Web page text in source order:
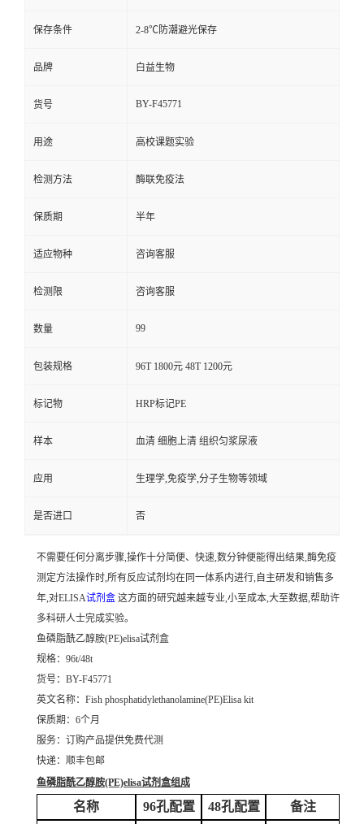
保存条件 2-8℃防潮避光保存
品牌 白益生物
货号 BY-F45771
用途 高校课题实验
检测方法 酶联免疫法
保质期 半年
适应物种 咨询客服
检测限 咨询客服
数量 99
包装规格 96T 1800元 48T 1200元
标记物 HRP标记PE
样本 血清 细胞上清 组织匀浆尿液
应用 生理学,免疫学,分子生物等领域
是否进口 否
不需要任何分离步骤,操作十分简便、快速,数分钟便能得出结果,酶免疫
测定方法操作时,所有反应试剂均在同一体系内进行,自主研发和销售多
年,对ELISA试剂盒 这方面的研究越来越专业,小至成本,大至数据,帮助许
多科研人士完成实验。
鱼磷脂酰乙醇胺(PE)elisa试剂盒
规格：96t/48t
货号：BY-F45771
英文名称： Fish phosphatidylethanolamine(PE)Elisa kit
保质期：6个月
服务：订购产品提供免费代测
快递：顺丰包邮
鱼磷脂酰乙醇胺(PE)elisa试剂盒组成
名称 96孔配置 48孔配置 备注